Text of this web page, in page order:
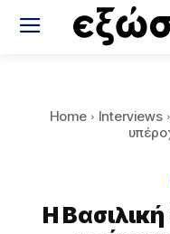
Home Interviews
Η